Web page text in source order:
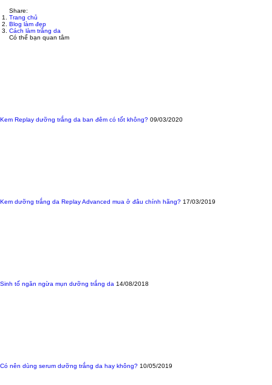
Share:
Trang chủ
Blog làm đẹp
Cách làm trắng da
Có thể bạn quan tâm
Kem Replay dưỡng trắng da ban đêm có tốt không? 09/03/2020
Kem dưỡng trắng da Replay Advanced mua ở đâu chính hãng? 17/03/2019
Sinh tố ngăn ngừa mụn dưỡng trắng da 14/08/2018
Có nên dùng serum dưỡng trắng da hay không? 10/05/2019